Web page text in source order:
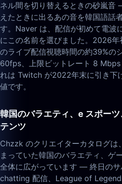
ネル間を切り替えるときの砂嵐音
えたときに出るあの音を韓国語話
す。Naver は、配信が初めて電波
にこの名前を選びました。2026
のライブ配信視聴時間の約39%の
60fps、上限ビットレート 8
れは Twitch が2022年末に引き下
値です。
韓国のバラエティ、e スポー
テンツ
Chzzk のクリエイターカタログ
まっていた韓国のバラエティ、ゲ
全体に広がっています — 終日の
chatting 配信、League of